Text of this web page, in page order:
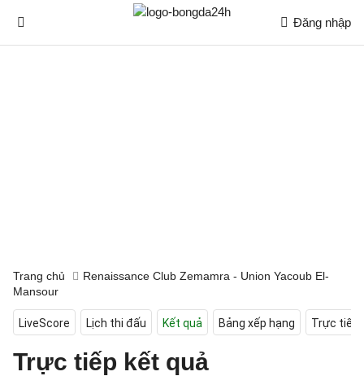
Đăng nhập
Trang chủ
Renaissance Club Zemamra - Union Yacoub El-
Mansour
LiveScore Lịch thi đấu Kết quả Bảng xếp hạng Trực tiếp
Trực tiếp kết quả